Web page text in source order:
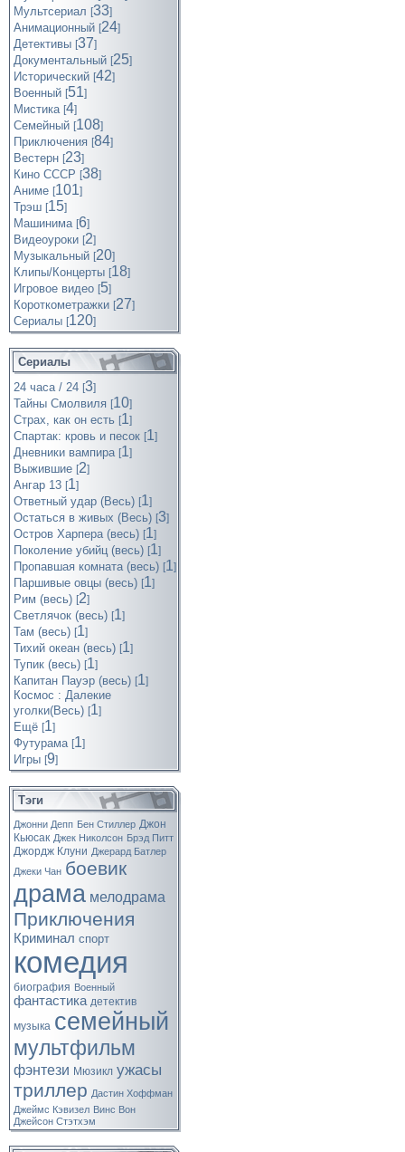
Мультсериал [33]
Анимационный [24]
Детективы [37]
Документальный [25]
Исторический [42]
Военный [51]
Мистика [4]
Семейный [108]
Приключения [84]
Вестерн [23]
Кино СССР [38]
Аниме [101]
Трэш [15]
Машинима [6]
Видеоуроки [2]
Музыкальный [20]
Клипы/Концерты [18]
Игровое видео [5]
Короткометражки [27]
Cериалы [120]
Сериалы
24 часа / 24 [3]
Тайны Смолвиля [10]
Страх, как он есть [1]
Спартак: кровь и песок [1]
Дневники вампира [1]
Выжившие [2]
Ангар 13 [1]
Ответный удар (Весь) [1]
Остаться в живых (Весь) [3]
Остров Харпера (весь) [1]
Поколение убийц (весь) [1]
Пропавшая комната (весь) [1]
Паршивые овцы (весь) [1]
Рим (весь) [2]
Светлячок (весь) [1]
Там (весь) [1]
Тихий океан (весь) [1]
Тупик (весь) [1]
Капитан Пауэр (весь) [1]
Космос : Далекие
уголки(Весь) [1]
Ещё [1]
Футурама [1]
Игры [9]
Тэги
Джонни Депп Бен Стиллер Джон
Кьюсак Джек Николсон Брэд Питт
Джордж Клуни Джерард Батлер
Джеки Чан боевик
драма мелодрама
Приключения
Криминал спорт
комедия
биография Военный
фантастика детектив
музыка семейный
мультфильм
фэнтези Мюзикл ужасы
триллер Дастин Хоффман
Джеймс Кэвизел Винс Вон
Джейсон Стэтхэм